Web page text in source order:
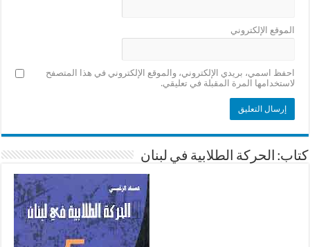
الموقع الإلكتروني
احفظ اسمي، بريدي الإلكتروني، والموقع الإلكتروني في هذا المتصفح
لاستخدامها المرة المقبلة في تعليقي.
كتاب: الحركة الطلابية في لبنان